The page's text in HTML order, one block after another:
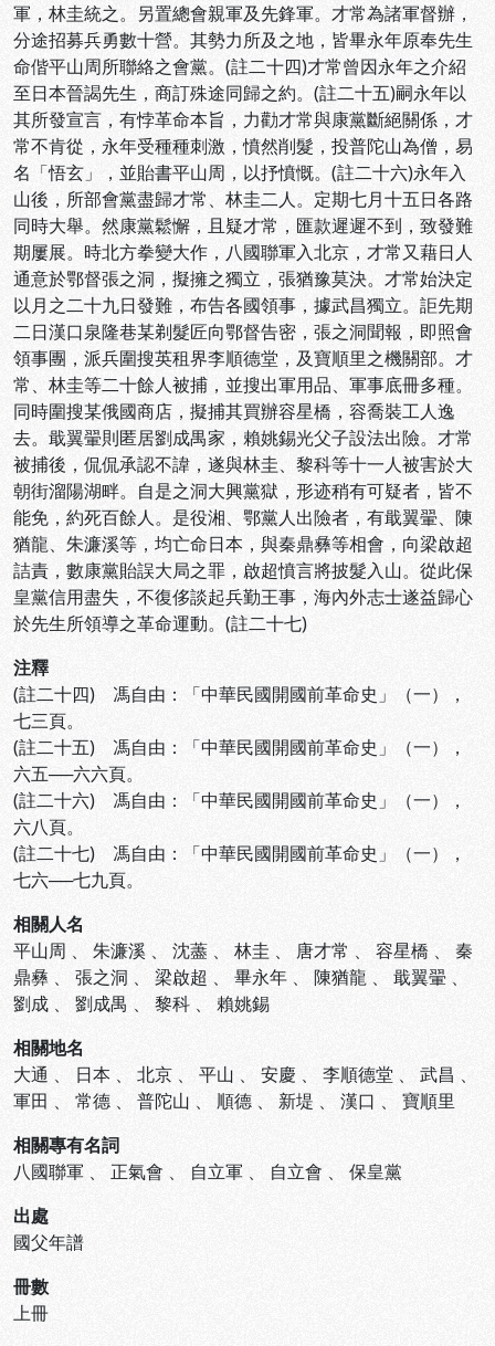
軍，林圭統之。另置總會親軍及先鋒軍。才常為諸軍督辦，
分途招募兵勇數十營。其勢力所及之地，皆畢永年原奉先生
命偕平山周所聯絡之會黨。(註二十四)才常曾因永年之介紹
至日本晉謁先生，商訂殊途同歸之約。(註二十五)嗣永年以
其所發宣言，有悖革命本旨，力勸才常與康黨斷絕關係，才
常不肯從，永年受種種刺激，憤然削髮，投普陀山為僧，易
名「悟玄」，並貽書平山周，以抒憤慨。(註二十六)永年入
山後，所部會黨盡歸才常、林圭二人。定期七月十五日各路
同時大舉。然康黨鬆懈，且疑才常，匯款遲遲不到，致發難
期屢展。時北方拳變大作，八國聯軍入北京，才常又藉日人
通意於鄂督張之洞，擬擁之獨立，張猶豫莫決。才常始決定
以月之二十九日發難，布告各國領事，據武昌獨立。詎先期
二日漢口泉隆巷某剃髮匠向鄂督告密，張之洞聞報，即照會
領事團，派兵圍搜英租界李順德堂，及寶順里之機關部。才
常、林圭等二十餘人被捕，並搜出軍用品、軍事底冊多種。
同時圍搜某俄國商店，擬捕其買辦容星橋，容喬裝工人逸
去。戢翼翬則匿居劉成禺家，賴姚錫光父子設法出險。才常
被捕後，侃侃承認不諱，遂與林圭、黎科等十一人被害於大
朝街溜陽湖畔。自是之洞大興黨獄，形迹稍有可疑者，皆不
能免，約死百餘人。是役湘、鄂黨人出險者，有戢翼翬、陳
猶龍、朱濂溪等，均亡命日本，與秦鼎彝等相會，向梁啟超
詰責，數康黨貽誤大局之罪，啟超憤言將披髮入山。從此保
皇黨信用盡失，不復侈談起兵勤王事，海內外志士遂益歸心
於先生所領導之革命運動。(註二十七)
注釋
(註二十四) 馮自由：「中華民國開國前革命史」（一），
七三頁。
(註二十五) 馮自由：「中華民國開國前革命史」（一），
六五──六六頁。
(註二十六) 馮自由：「中華民國開國前革命史」（一），
六八頁。
(註二十七) 馮自由：「中華民國開國前革命史」（一），
七六──七九頁。
相關人名
平山周 、 朱濂溪 、 沈藎 、 林圭 、 唐才常 、 容星橋 、 秦
鼎彝 、 張之洞 、 梁啟超 、 畢永年 、 陳猶龍 、 戢翼翬 、
劉成 、 劉成禺 、 黎科 、 賴姚錫
相關地名
大通 、 日本 、 北京 、 平山 、 安慶 、 李順德堂 、 武昌 、
軍田 、 常德 、 普陀山 、 順德 、 新堤 、 漢口 、 寶順里
相關專有名詞
八國聯軍 、 正氣會 、 自立軍 、 自立會 、 保皇黨
出處
國父年譜
冊數
上冊